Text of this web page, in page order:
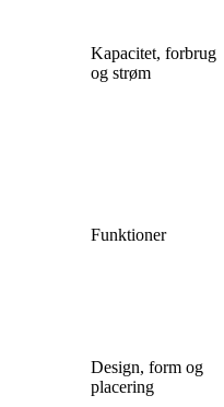
Kapacitet, forbrug
og strøm
Funktioner
Design, form og
placering